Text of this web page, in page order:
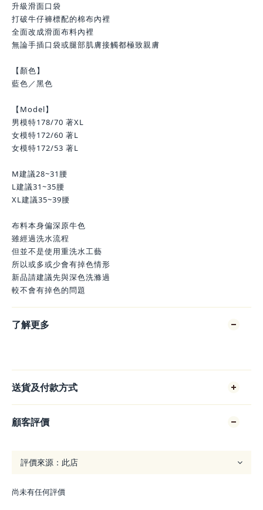
升級滑面口袋
打破牛仔褲標配的棉布內裡
全面改成滑面布料內裡
無論手插口袋或腿部肌膚接觸都極致親膚
【顏色】
藍色／黑色
【Model】
男模特178/70 著XL
女模特172/60 著L
女模特172/53 著L
M建議28~31腰
L建議31~35腰
XL建議35~39腰
布料本身偏深原牛色
雖經過洗水流程
但並不是使用重洗水工藝
所以或多或少會有掉色情形
新品請建議先與深色洗滌過
較不會有掉色的問題
了解更多
送貨及付款方式
顧客評價
尚未有任何評價